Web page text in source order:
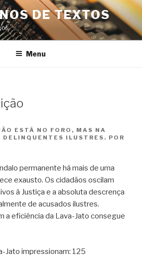
DE TEXTOS
Menu
ESTÁ NO FORO, MAS NA
DELINQUENTES ILUSTRES. POR
permanente há mais de uma
exausto. Os cidadãos oscilam
à Justiça e a absoluta descrença
de acusados ilustres.
a eficiência da Lava-Jato consegue
Jato impressionam: 125